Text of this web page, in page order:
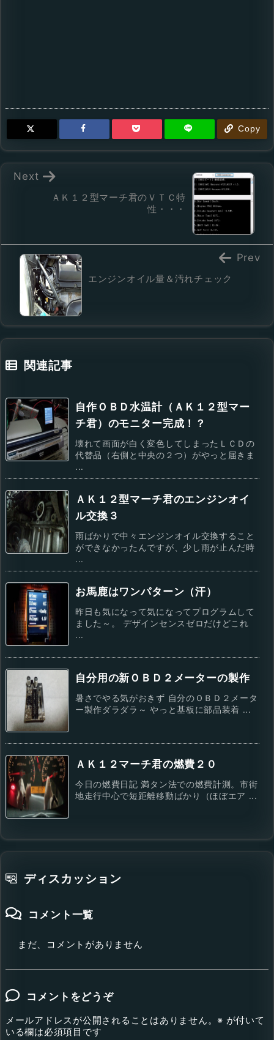
Copy
ＡＫ１２型マーチ君のＶＴＣ特
性・・・
Next
エンジンオイル量＆汚れチェック
Prev
関連記事
自作ＯＢＤ水温計（ＡＫ１２型マー
チ君）のモニター完成！？
壊れて画面が白く変色してしまったＬＣＤの
代替品（右側と中央の２つ）がやっと届きま
...
ＡＫ１２型マーチ君のエンジンオイ
ル交換３
雨ばかりで中々エンジンオイル交換すること
ができなかったんですが、少し雨が止んだ時
...
お馬鹿はワンパターン（汗）
昨日も気になって気になってプログラムして
ました～。 デザインセンスゼロだけどこれ
...
自分用の新ＯＢＤ２メーターの製作
暑さでやる気がおきず 自分のＯＢＤ２メータ
ー製作ダラダラ～ やっと基板に部品装着 ...
ＡＫ１２マーチ君の燃費２０
今日の燃費日記 満タン法での燃費計測。市街
地走行中心で短距離移動ばかり（ほぼエア ...
ディスカッション
コメント一覧
まだ、コメントがありません
コメントをどうぞ
メールアドレスが公開されることはありません。 ※ が付いて
いる欄は必須項目です